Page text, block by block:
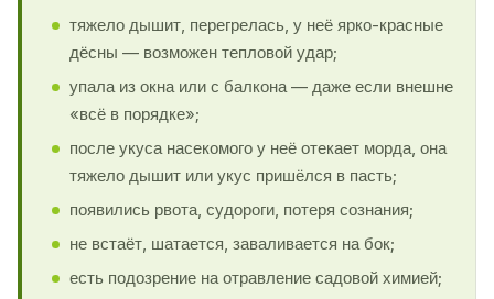
тяжело дышит, перегрелась, у неё ярко-красные
дёсны — возможен тепловой удар;
упала из окна или с балкона — даже если внешне
«всё в порядке»;
после укуса насекомого у неё отекает морда, она
тяжело дышит или укус пришёлся в пасть;
появились рвота, судороги, потеря сознания;
не встаёт, шатается, заваливается на бок;
есть подозрение на отравление садовой химией;